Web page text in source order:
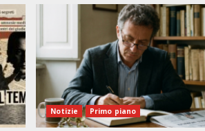
Notizie Primo piano